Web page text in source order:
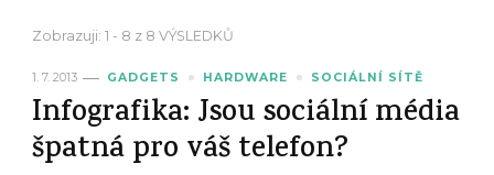
Zobrazuji: 1 - 8 z 8 VÝSLEDKŮ
1. 7. 2013 GADGETS HARDWARE SOCIÁLNÍ SÍTĚ
Infografika: Jsou sociální média
špatná pro váš telefon?